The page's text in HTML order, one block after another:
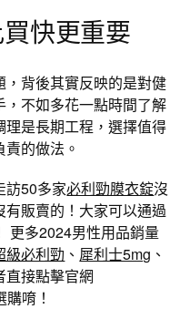
快更重要
，背後其實反映的是對健
不如多花一點時間了解
是長期工程，選擇值得
的做法。
訪50多家必利勁膜衣錠沒
販賣的！大家可以通過
更多2024男性用品銷量
級必利勁 、 犀利士5mg 、
直接點擊官網
唷！